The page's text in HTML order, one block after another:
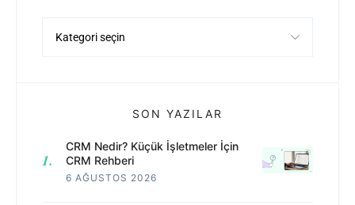
SON YAZILAR
CRM Nedir? Küçük İşletmeler İçin
CRM Rehberi
6 AĞUSTOS 2026